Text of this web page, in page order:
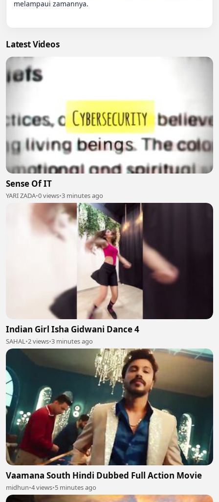
melampaui zamannya.
Latest Videos
Sense Of IT
YARI ZADA•0 views•3 minutes ago
Indian Girl Isha Gidwani Dance 4
SAHAL•2 views•3 minutes ago
Vaamana South Hindi Dubbed Full Action Movie
midhun•4 views•5 minutes ago